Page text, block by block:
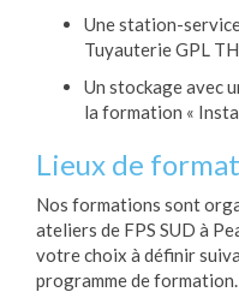
Une station-
Tuyauterie GPL
Un stockage avec
la formation «
Lieux de
Nos formations sont
ateliers de FPS SUD à
votre choix à définir
programme de formation.